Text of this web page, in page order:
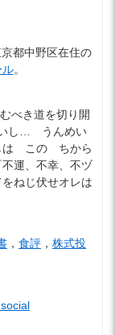
都中野区在住の
ル。
べき道を切り開
いし… うんめい
は この ちから
運、不幸、不ヅ
ねじ伏せオレは
， 食評 ， 株式投